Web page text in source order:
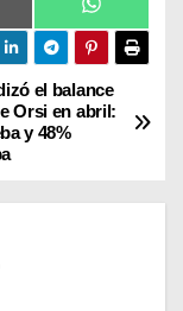
W
h
t
s
A
el balance
Orsi en abril:
y 48%